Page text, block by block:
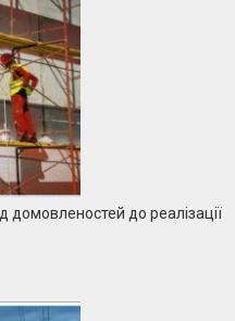
домовленостей до реалізації